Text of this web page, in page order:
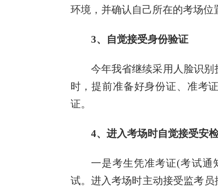
环境，并确认自己所在的考场位
3、自觉接受身份验证
今年我省继续采用人脸识
时，提前准备好身份证、准考
证。
4、进入考场时自觉接受安
一是考生凭准考证(考试
试。进入考场时主动接受监考